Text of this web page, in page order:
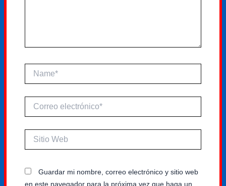
electrónico*
Web
Guardar mi nombre, correo electrónico y sitio web
en este navegador para la próxima vez que haga un